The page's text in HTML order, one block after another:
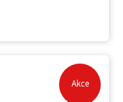
Akce